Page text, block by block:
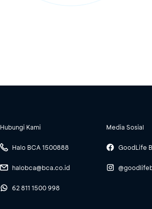
Hubungi Kami
Halo BCA 1500888
halobca@bca.co.id
62 811 1500 998
Media Sosial
GoodLife